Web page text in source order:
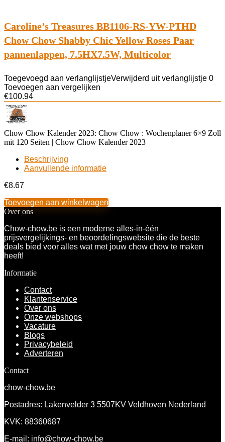
Caroline’s Treasures BB1106-RS-YW-PTHD
Chow Chow Shabby Chic Yellow Roses Paar
pannenlappen, 7.5HX7.5W, Multicolor
Toegevoegd aan verlanglijstjeVerwijderd uit verlanglijstje 0
Toevoegen aan vergelijken
€100.94
Chow Chow Kalender 2023: Chow Chow : Wochenplaner 6×9 Zoll
mit 120 Seiten | Chow Chow Kalender 2023
Beschrijving
Aanvullende informatie
€8.67
Toevoegen aan winkelwagen
Over ons
Chow-chow.be is een moderne alles-in-één
prijsvergelijkings- en beoordelingswebsite die de beste
deals bied voor alles wat met jouw chow chow te maken
heeft!
Informatie
Contact
Klantenservice
Over ons
Onze webshops
Vacature
Blogs
Privacybeleid
Adverteren
Contact
chow-chow.be
Postadres: Lakenvelder 3 5507KV Veldhoven Nederland
KVK: 88360687
E-mail: info@chow-chow.be